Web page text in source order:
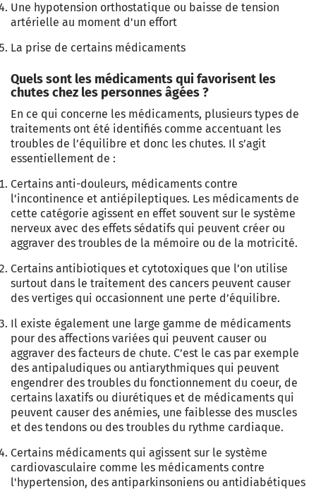
Une hypotension orthostatique ou baisse de tension
artérielle au moment d'un effort
La prise de certains médicaments
Quels sont les médicaments qui favorisent les
chutes chez les personnes âgées ?
En ce qui concerne les médicaments, plusieurs types de
traitements ont été identifiés comme accentuant les
troubles de l’équilibre et donc les chutes. Il s’agit
essentiellement de :
Certains anti-douleurs, médicaments contre
l’incontinence et antiépileptiques. Les médicaments de
cette catégorie agissent en effet souvent sur le système
nerveux avec des effets sédatifs qui peuvent créer ou
aggraver des troubles de la mémoire ou de la motricité.
Certains antibiotiques et cytotoxiques que l’on utilise
surtout dans le traitement des cancers peuvent causer
des vertiges qui occasionnent une perte d’équilibre.
Il existe également une large gamme de médicaments
pour des affections variées qui peuvent causer ou
aggraver des facteurs de chute. C’est le cas par exemple
des antipaludiques ou antiarythmiques qui peuvent
engendrer des troubles du fonctionnement du coeur, de
certains laxatifs ou diurétiques et de médicaments qui
peuvent causer des anémies, une faiblesse des muscles
et des tendons ou des troubles du rythme cardiaque.
Certains médicaments qui agissent sur le système
cardiovasculaire comme les médicaments contre
l'hypertension, des antiparkinsoniens ou antidiabétiques